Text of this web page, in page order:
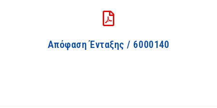
Απόφαση Ένταξης / 6000140